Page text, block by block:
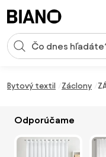
Vstup pre vyhľadávanie
Bytový textil Záclony
Odporúčame